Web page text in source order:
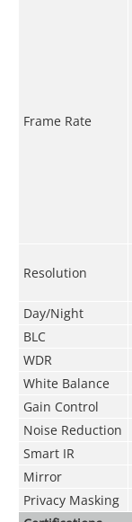
Frame Rate
Resolution
Day/Night
BLC
WDR
White Balance
Gain Control
Noise Reduction
Smart IR
Mirror
Privacy Masking